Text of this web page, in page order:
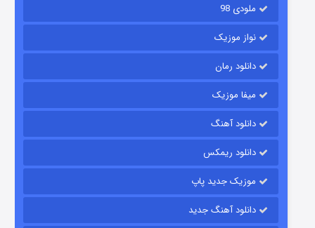
قسمت۱۵ (دوبله) منتشر شد
ملودی 98
نواز موزیک
دانلود رمان
میفا موزیک
دانلود آهنگ
دانلود ریمکس
موزیک جدید پاپ
دانلود آهنگ جدید